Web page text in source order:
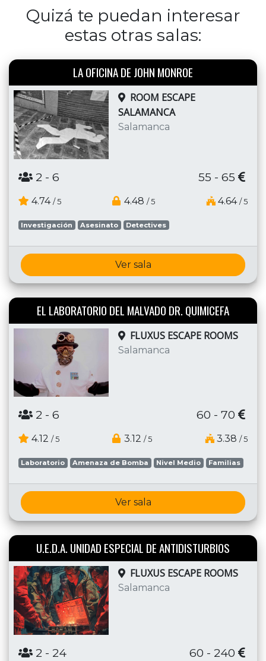
Quizá te puedan interesar
estas otras salas:
LA OFICINA DE JOHN MONROE
ROOM ESCAPE
SALAMANCA
Salamanca
2 - 6 55 - 65
4.74 / 5 4.48 / 5 4.64 / 5
Investigación Asesinato Detectives
Ver sala
EL LABORATORIO DEL MALVADO DR. QUIMICEFA
FLUXUS ESCAPE ROOMS
Salamanca
2 - 6 60 - 70
4.12 / 5 3.12 / 5 3.38 / 5
Laboratorio Amenaza de Bomba Nivel Medio Familias
Ver sala
U.E.D.A. UNIDAD ESPECIAL DE ANTIDISTURBIOS
FLUXUS ESCAPE ROOMS
Salamanca
2 - 24 60 - 240